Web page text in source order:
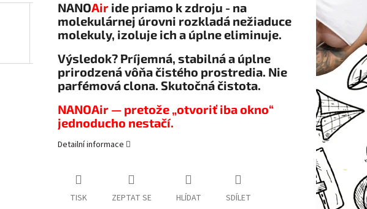
NANOAiride priamo k zdroju - na
molekulárnej úrovni rozkladá nežiaduce
molekuly, izoluje ich a úplne eliminuje.
Výsledok? Príjemná, stabilná a úplne
prirodzená vôňa čistého prostredia. Nie
parfémová clona. Skutočná čistota.
NANOAir — pretože „otvoriť iba okno“
jednoducho nestačí.
Detailní informace
TISK ZEPTAT SE HLÍDAT SDÍLET